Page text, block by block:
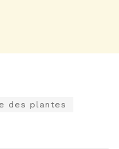
des plantes